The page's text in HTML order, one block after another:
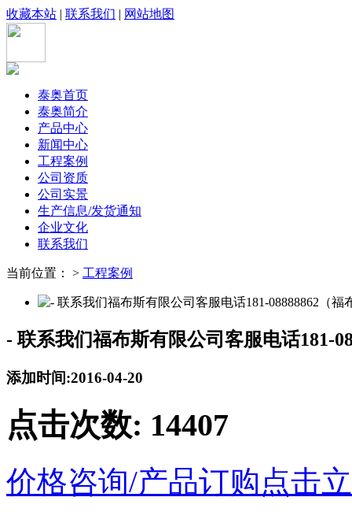
收藏本站 | 联系我们 | 网站地图
泰奥首页
泰奥简介
产品中心
新闻中心
工程案例
公司资质
公司实景
生产信息/发货通知
企业文化
联系我们
当前位置： > 工程案例
- 联系我们福布斯有限公司客服电话181-
添加时间:2016-04-20
点击次数: 14407
价格咨询/产品订购点击